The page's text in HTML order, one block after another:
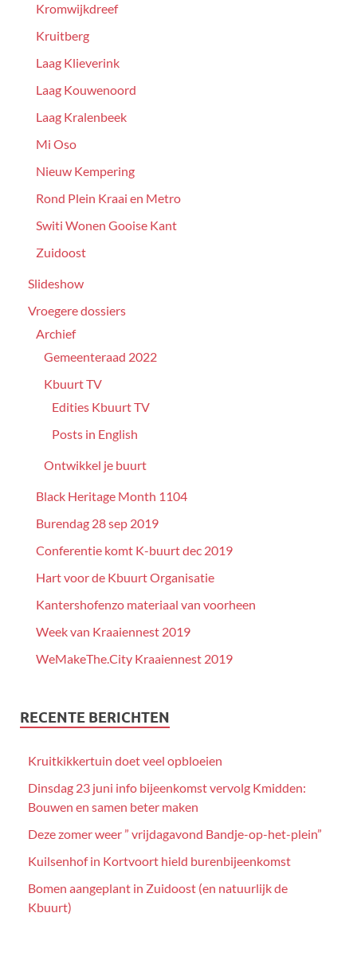
Kromwijkdreef
Kruitberg
Laag Klieverink
Laag Kouwenoord
Laag Kralenbeek
Mi Oso
Nieuw Kempering
Rond Plein Kraai en Metro
Switi Wonen Gooise Kant
Zuidoost
Slideshow
Vroegere dossiers
Archief
Gemeenteraad 2022
Kbuurt TV
Edities Kbuurt TV
Posts in English
Ontwikkel je buurt
Black Heritage Month 1104
Burendag 28 sep 2019
Conferentie komt K-buurt dec 2019
Hart voor de Kbuurt Organisatie
Kantershofenzo materiaal van voorheen
Week van Kraaiennest 2019
WeMakeThe.City Kraaiennest 2019
RECENTE BERICHTEN
Kruitkikkertuin doet veel opbloeien
Dinsdag 23 juni info bijeenkomst vervolg Kmidden:
Bouwen en samen beter maken
Deze zomer weer ” vrijdagavond Bandje-op-het-plein”
Kuilsenhof in Kortvoort hield burenbijeenkomst
Bomen aangeplant in Zuidoost (en natuurlijk de
Kbuurt)